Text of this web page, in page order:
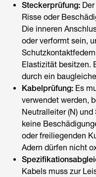
Steckerprüfung:
Risse oder
Die inneren
oder verformt sein,
Elastizität besitzen.
durch ein
Kabelprüfung: Es
verwendet werden,
Neutralleiter (N) und
keine
oder freiliegenden
Adern dürfen nicht
Kabels muss zur